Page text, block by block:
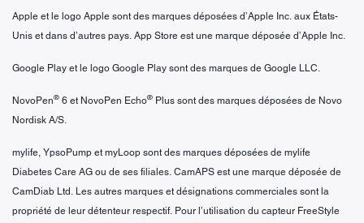
Apple et le logo Apple sont des marques déposées d’Apple Inc. aux États-
Unis et dans d’autres pays. App Store est une marque déposée d’Apple Inc.
Google Play et le logo Google Play sont des marques de Google LLC.
NovoPen® 6 et NovoPen Echo® Plus sont des marques déposées de Novo
Nordisk A/S.
mylife, YpsoPump et myLoop sont des marques déposées de mylife
Diabetes Care AG ou de ses filiales. CamAPS est une marque déposée de
CamDiab Ltd. Les autres marques et désignations commerciales sont la
propriété de leur détenteur respectif. Pour l’utilisation du capteur FreeStyle